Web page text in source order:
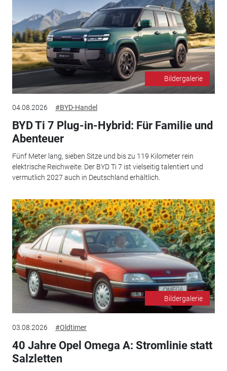
Bildergalerie
04.08.2026 #BYD-Handel
BYD Ti 7 Plug-in-Hybrid: Für Familie und
Abenteuer
Fünf Meter lang, sieben Sitze und bis zu 119 Kilometer rein
elektrische Reichweite: Der BYD Ti 7 ist vielseitig talentiert und
vermutlich 2027 auch in Deutschland erhältlich.
Bildergalerie
03.08.2026 #Oldtimer
40 Jahre Opel Omega A: Stromlinie statt
Salzletten